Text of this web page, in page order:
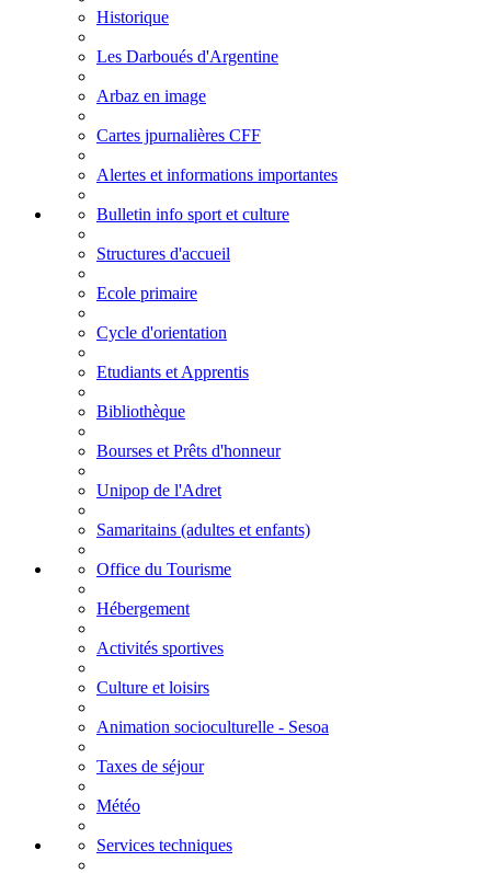
Historique
Les Darboués d'Argentine
Arbaz en image
Cartes jpurnalières CFF
Alertes et informations importantes
Bulletin info sport et culture
Structures d'accueil
Ecole primaire
Cycle d'orientation
Etudiants et Apprentis
Bibliothèque
Bourses et Prêts d'honneur
Unipop de l'Adret
Samaritains (adultes et enfants)
Office du Tourisme
Hébergement
Activités sportives
Culture et loisirs
Animation socioculturelle - Sesoa
Taxes de séjour
Météo
Services techniques